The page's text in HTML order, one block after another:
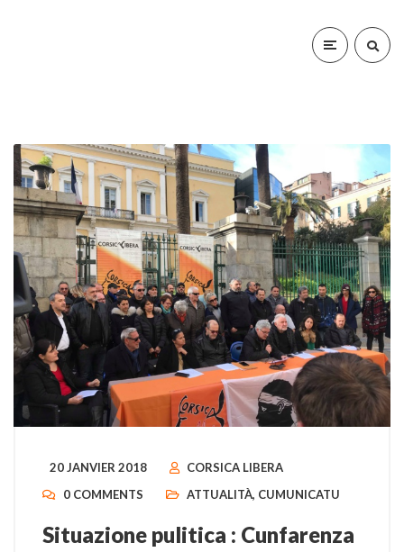
20 JANVIER 2018
CORSICA LIBERA
0 COMMENTS
ATTUALITÀ, CUMUNICATU
Situazione pulitica : Cunfarenza